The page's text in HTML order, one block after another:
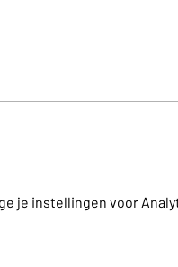
je instellingen voor